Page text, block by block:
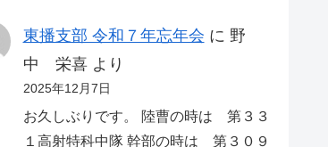
東播支部 令和７年忘年会 に 野
中 栄喜より
2025年12月7日
お久しぶりです。 陸曹の時は 第３３
１高射特科中隊 幹部の時は 第３０９